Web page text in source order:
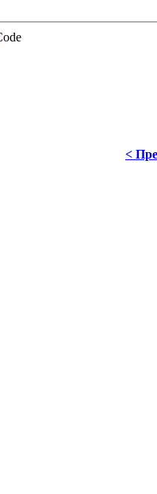
<